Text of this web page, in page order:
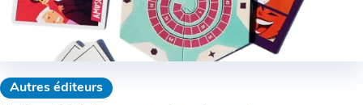
Autres éditeurs